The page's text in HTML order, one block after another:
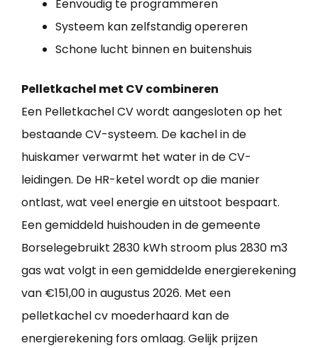
Eenvoudig te programmeren
Systeem kan zelfstandig opereren
Schone lucht binnen en buitenshuis
Pelletkachel met CV combineren
Een Pelletkachel CV wordt aangesloten op het
bestaande CV-systeem. De kachel in de
huiskamer verwarmt het water in de CV-
leidingen. De HR-ketel wordt op die manier
ontlast, wat veel energie en uitstoot bespaart.
Een gemiddeld huishouden in de gemeente
Borselegebruikt 2830 kWh stroom plus 2830 m3
gas wat volgt in een gemiddelde energierekening
van €151,00 in augustus 2026. Met een
pelletkachel cv moederhaard kan de
energierekening fors omlaag. Gelijk prijzen